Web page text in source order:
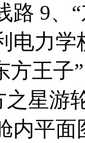
路 9
电力
方王子
之星游
内平面